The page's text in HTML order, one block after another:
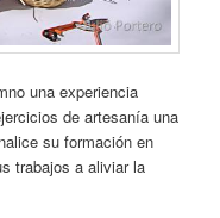
una experiencia
de artesanía una
su formación en
trabajos a aliviar la